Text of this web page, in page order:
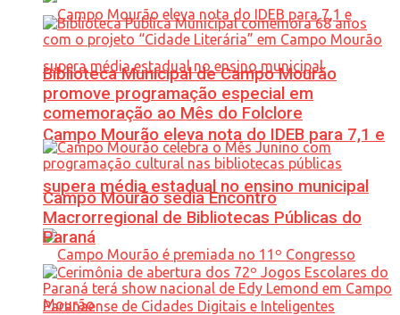
Campo Mourão eleva nota do IDEB para 7,1 e
supera média estadual no ensino municipal
Biblioteca Municipal de Campo Mourão
promove programação especial em
comemoração ao Mês do Folclore
Campo Mourão sedia Encontro
Macrorregional de Bibliotecas Públicas do
Paraná